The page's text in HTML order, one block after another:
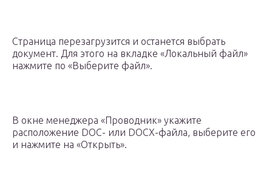
Страница перезагрузится и останется выбрать
документ. Для этого на вкладке «Локальный файл»
нажмите по «Выберите файл».
В окне менеджера «Проводник» укажите
расположение DOC- или DOCX-файла, выберите его
и нажмите на «Открыть».